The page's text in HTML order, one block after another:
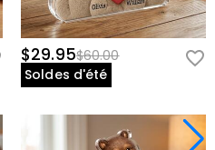
$29.95$60.00
Soldes d'été